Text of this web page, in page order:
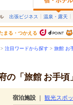
出張ビジネス 温泉・露天
まる・つかえる
> 注目ワードから探す > 旅館 お
の「旅館 お手
宿泊施設 観光スポ